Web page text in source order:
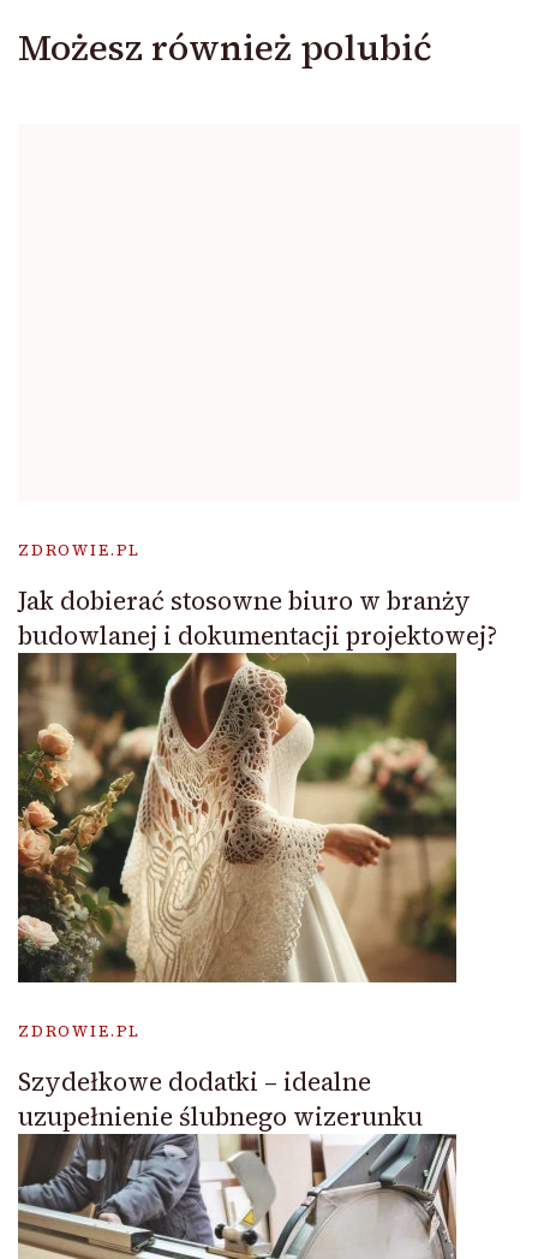
Możesz również polubić
ZDROWIE.PL
Jak dobierać stosowne biuro w branży
budowlanej i dokumentacji projektowej?
ZDROWIE.PL
Szydełkowe dodatki – idealne
uzupełnienie ślubnego wizerunku